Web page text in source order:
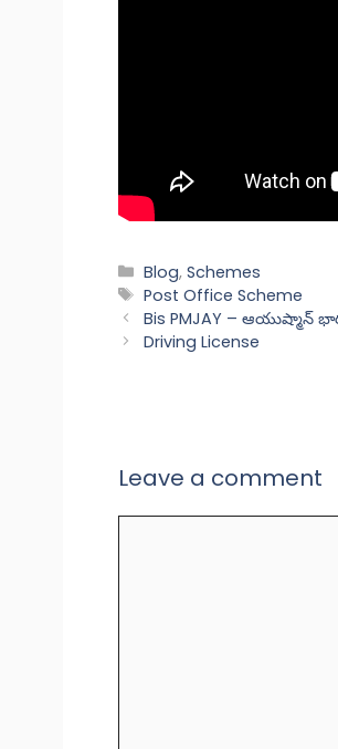
Categories
Blog,Schemes
Tags
Post Office Scheme
Bis PMJAY – ఆయుష్మాన్
Driving License
Leave a comment